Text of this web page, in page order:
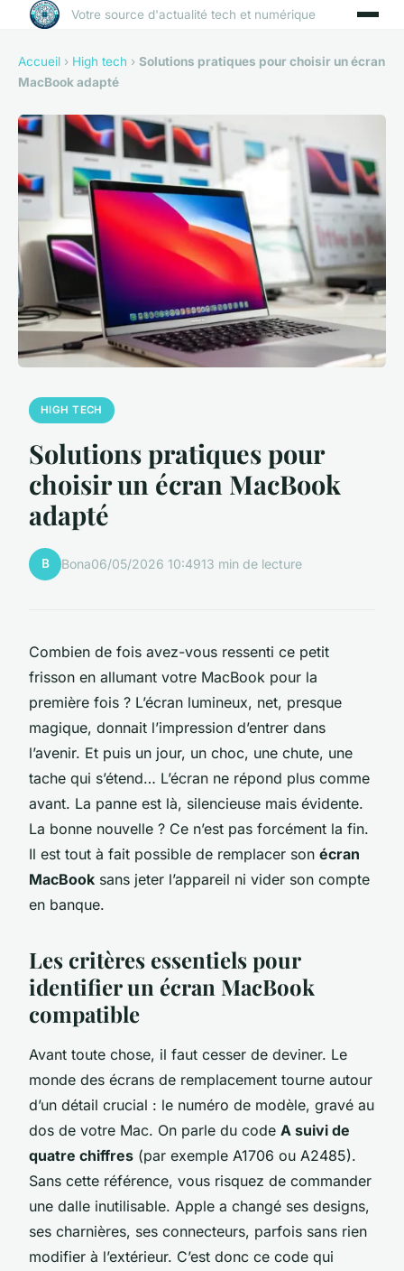
Votre source d'actualité tech et numérique
Accueil › High tech › Solutions pratiques pour choisir un écran
MacBook adapté
HIGH TECH
Solutions pratiques pour
choisir un écran MacBook
adapté
B Bona06/05/2026 10:4913 min de lecture
Combien de fois avez-vous ressenti ce petit
frisson en allumant votre MacBook pour la
première fois ? L’écran lumineux, net, presque
magique, donnait l’impression d’entrer dans
l’avenir. Et puis un jour, un choc, une chute, une
tache qui s’étend… L’écran ne répond plus comme
avant. La panne est là, silencieuse mais évidente.
La bonne nouvelle ? Ce n’est pas forcément la fin.
Il est tout à fait possible de remplacer son écran
MacBook sans jeter l’appareil ni vider son compte
en banque.
Les critères essentiels pour
identifier un écran MacBook
compatible
Avant toute chose, il faut cesser de deviner. Le
monde des écrans de remplacement tourne autour
d’un détail crucial : le numéro de modèle, gravé au
dos de votre Mac. On parle du code A suivi de
quatre chiffres (par exemple A1706 ou A2485).
Sans cette référence, vous risquez de commander
une dalle inutilisable. Apple a changé ses designs,
ses charnières, ses connecteurs, parfois sans rien
modifier à l’extérieur. C’est donc ce code qui